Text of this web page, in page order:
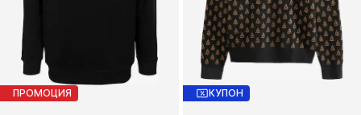
ПРОМОЦИЯ КУПОН